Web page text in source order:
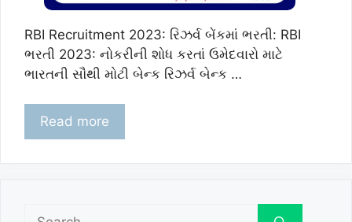
RBI Recruitment 2023: રિઝર્વ બેંકમાં ભરતી: RBI
ભરતી 2023: નોકરીની શોધ કરતાં ઉમેદવારો માટે
ભારતની સૌથી મોટી બેન્ક રિઝર્વ બેન્ક …
Read more
Search